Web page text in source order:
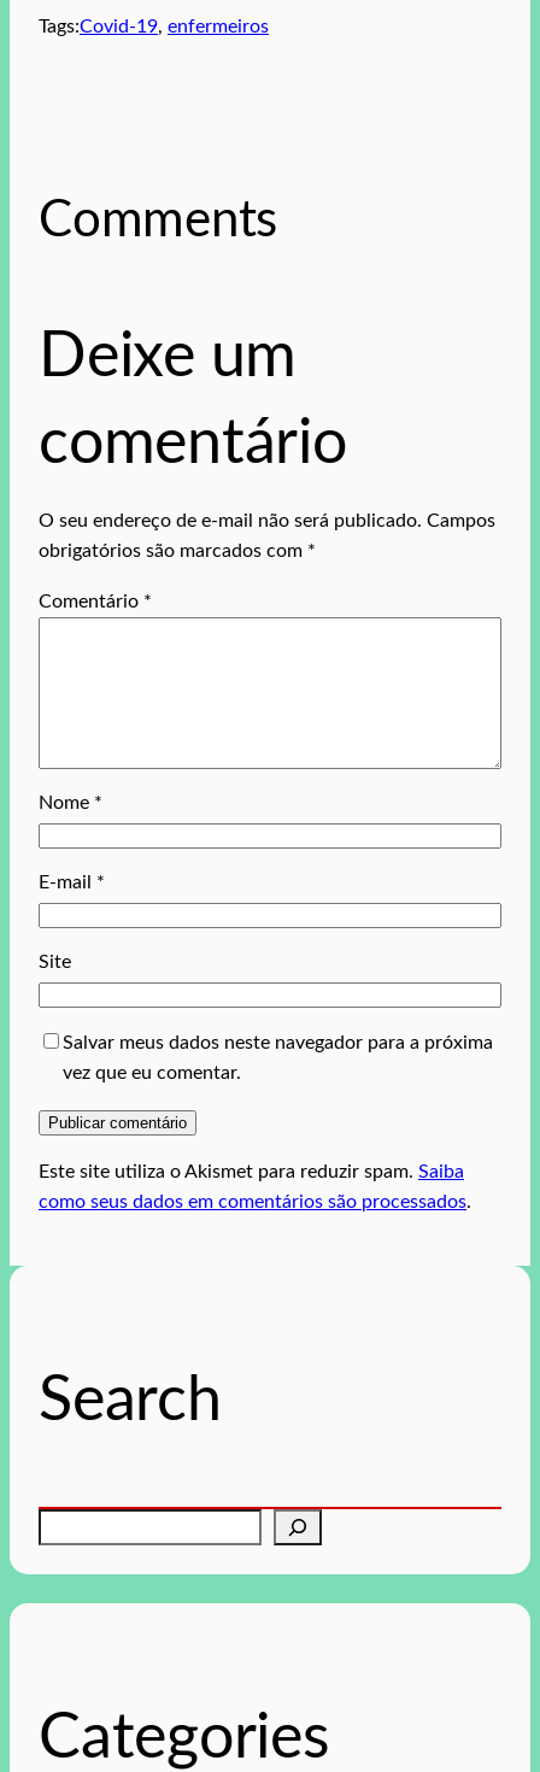
Tags:Covid-19, enfermeiros
Comments
Deixe um
comentário
O seu endereço de e-mail não será publicado. Campos
obrigatórios são marcados com *
Comentário *
Nome *
E-mail *
Site
Salvar meus dados neste navegador para a próxima
vez que eu comentar.
Este site utiliza o Akismet para reduzir spam. Saiba
como seus dados em comentários são processados.
Search
aCategories